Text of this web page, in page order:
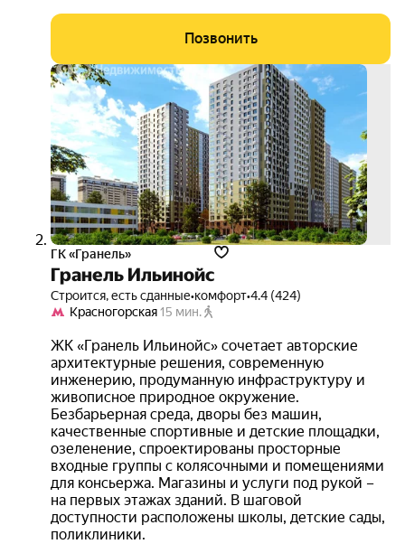
Позвонить
ГК «Гранель»
Гранель Ильинойс
Строится, есть сданные•комфорт•4.4 (424)
Красногорская15 мин.
ЖК «Гранель Ильинойс» сочетает авторские
архитектурные решения, современную
инженерию, продуманную инфраструктуру и
живописное природное окружение.
Безбарьерная среда, дворы без машин,
качественные спортивные и детские площадки,
озеленение, спроектированы просторные
входные группы с колясочными и помещениями
для консьержа. Магазины и услуги под рукой –
на первых этажах зданий. В шаговой
доступности расположены школы, детские сады,
поликлиники.